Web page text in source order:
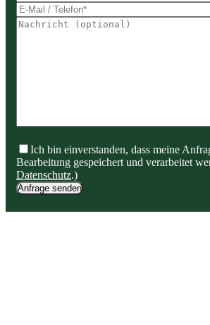
Ich bin einverstanden, dass meine
Bearbeitung gespeichert und verarbeitet
Datenschutz.)
Anfrage senden